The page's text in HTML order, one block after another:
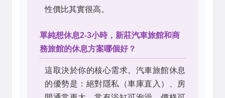
性價比其實很高。
單純想休息2-3小時，新莊汽車旅館和商
務旅館的休息方案哪個好？
這取決於你的核心需求。汽車旅館休息
的優勢是：絕對隱私（車庫直入）、房